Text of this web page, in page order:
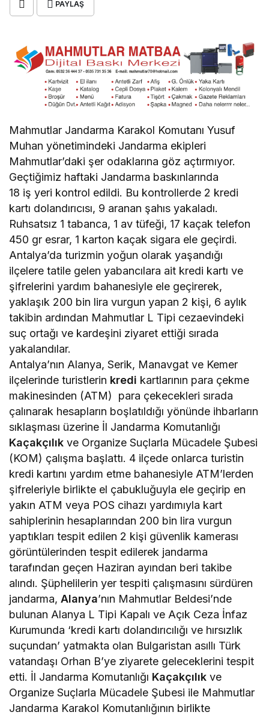
PAYLAŞ
Mahmutlar Jandarma Karakol Komutanı Yusuf
Muhan yönetimindeki Jandarma ekipleri
Mahmutlar’daki şer odaklarına göz açtırmıyor.
Geçtiğimiz haftaki Jandarma baskınlarında
18 iş yeri kontrol edildi. Bu kontrollerde 2 kredi
kartı dolandırıcısı, 9 aranan şahıs yakaladı.
Ruhsatsız 1 tabanca, 1 av tüfeği, 17 kaçak telefon
450 gr esrar, 1 karton kaçak sigara ele geçirdi.
Antalya’da turizmin yoğun olarak yaşandığı
ilçelere tatile gelen yabancılara ait kredi kartı ve
şifrelerini yardım bahanesiyle ele geçirerek,
yaklaşık 200 bin lira vurgun yapan 2 kişi, 6 aylık
takibin ardından Mahmutlar L Tipi cezaevindeki
suç ortağı ve kardeşini ziyaret ettiği sırada
yakalandılar.
Antalya’nın Alanya, Serik, Manavgat ve Kemer
ilçelerinde turistlerin kredi kartlarının para çekme
makinesinden (ATM) para çekecekleri sırada
çalınarak hesapların boşlatıldığı yönünde ihbarların
sıklaşması üzerine İl Jandarma Komutanlığı
Kaçakçılık ve Organize Suçlarla Mücadele Şubesi
(KOM) çalışma başlattı. 4 ilçede onlarca turistin
kredi kartını yardım etme bahanesiyle ATM’lerden
şifreleriyle birlikte el çabukluğuyla ele geçirip en
yakın ATM veya POS cihazı yardımıyla kart
sahiplerinin hesaplarından 200 bin lira vurgun
yaptıkları tespit edilen 2 kişi güvenlik kamerası
görüntülerinden tespit edilerek jandarma
tarafından geçen Haziran ayından beri takibe
alındı. Şüphelilerin yer tespiti çalışmasını sürdüren
jandarma,Alanya’nın Mahmutlar Beldesi’nde
bulunan Alanya L Tipi Kapalı ve Açık Ceza İnfaz
Kurumunda ‘kredi kartı dolandırıcılığı ve hırsızlık
suçundan’ yatmakta olan Bulgaristan asıllı Türk
vatandaşı Orhan B’ye ziyarete geleceklerini tespit
etti. İl Jandarma Komutanlığı Kaçakçılık ve
Organize Suçlarla Mücadele Şubesi ile Mahmutlar
Jandarma Karakol Komutanlığının birlikte